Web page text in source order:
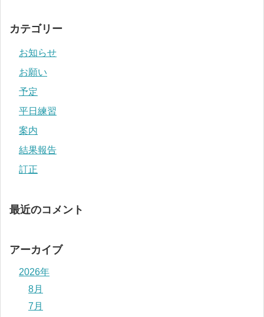
カテゴリー
お知らせ
お願い
予定
平日練習
案内
結果報告
訂正
最近のコメント
アーカイブ
2026年
8月
7月